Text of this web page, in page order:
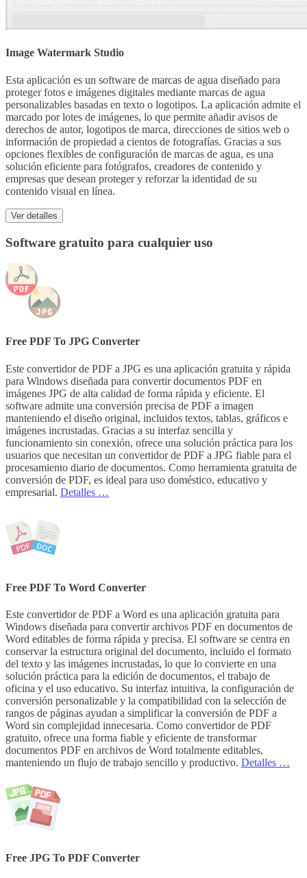
Image Watermark Studio
Esta aplicación es un software de marcas de agua diseñado para
proteger fotos e imágenes digitales mediante marcas de agua
personalizables basadas en texto o logotipos. La aplicación admite el
marcado por lotes de imágenes, lo que permite añadir avisos de
derechos de autor, logotipos de marca, direcciones de sitios web o
información de propiedad a cientos de fotografías. Gracias a sus
opciones flexibles de configuración de marcas de agua, es una
solución eficiente para fotógrafos, creadores de contenido y
empresas que desean proteger y reforzar la identidad de su
contenido visual en línea.
Ver detalles
Software gratuito para cualquier uso
Free PDF To JPG Converter
Este convertidor de PDF a JPG es una aplicación gratuita y rápida
para Windows diseñada para convertir documentos PDF en
imágenes JPG de alta calidad de forma rápida y eficiente. El
software admite una conversión precisa de PDF a imagen
manteniendo el diseño original, incluidos textos, tablas, gráficos e
imágenes incrustadas. Gracias a su interfaz sencilla y
funcionamiento sin conexión, ofrece una solución práctica para los
usuarios que necesitan un convertidor de PDF a JPG fiable para el
procesamiento diario de documentos. Como herramienta gratuita de
conversión de PDF, es ideal para uso doméstico, educativo y
empresarial. Detalles …
Free PDF To Word Converter
Este convertidor de PDF a Word es una aplicación gratuita para
Windows diseñada para convertir archivos PDF en documentos de
Word editables de forma rápida y precisa. El software se centra en
conservar la estructura original del documento, incluido el formato
del texto y las imágenes incrustadas, lo que lo convierte en una
solución práctica para la edición de documentos, el trabajo de
oficina y el uso educativo. Su interfaz intuitiva, la configuración de
conversión personalizable y la compatibilidad con la selección de
rangos de páginas ayudan a simplificar la conversión de PDF a
Word sin complejidad innecesaria. Como convertidor de PDF
gratuito, ofrece una forma fiable y eficiente de transformar
documentos PDF en archivos de Word totalmente editables,
manteniendo un flujo de trabajo sencillo y productivo. Detalles …
Free JPG To PDF Converter